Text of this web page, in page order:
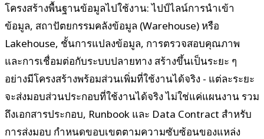
โครงสร้างพื้นฐานข้อมูลไปใช้งาน: ไปป์ไลน์การนำเข้า
ข้อมูล, สถาปัตยกรรมคลังข้อมูล (Warehouse) หรือ
Lakehouse, ชั้นการแปลงข้อมูล, การตรวจสอบคุณภาพ
และการเชื่อมต่อกับระบบปลายทาง สร้างขึ้นเป็นระยะ ๆ
อย่างมีโครงสร้างพร้อมส่วนเพิ่มที่ใช้งานได้จริง - แต่ละระยะ
จะส่งมอบส่วนประกอบที่ใช้งานได้จริง ไม่ใช่แค่แผนงาน รวม
ถึงเอกสารประกอบ, Runbook และ Data Contract สำหรับ
การส่งมอบ กำหนดขอบเขตตามความซับซ้อนของแหล่ง